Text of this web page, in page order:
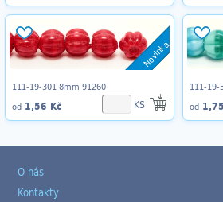
Novinka
111-19-301 8mm 91260
od 1,56 Kč KS
111-
od
O nás
Kontakty